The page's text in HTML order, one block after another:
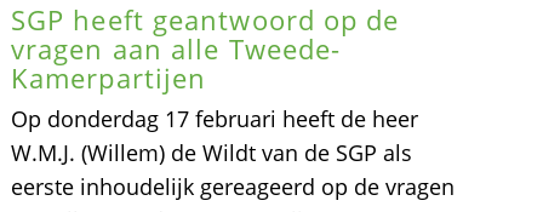
SGP heeft geantwoord op de
vragen aan alle Tweede-
Kamerpartijen
Op donderdag 17 februari heeft de heer
W.M.J. (Willem) de Wildt van de SGP als
eerste inhoudelijk gereageerd op de vragen